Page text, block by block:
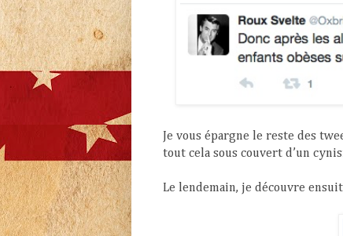
Je vous épargne le reste des
tout cela sous couvert d’un
Le lendemain, je découvre